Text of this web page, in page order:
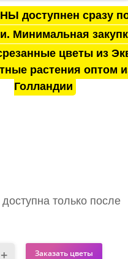
доступнен сразу
Минимальная
цветы из
растения оптом
Голландии
только после
Заказать цветы